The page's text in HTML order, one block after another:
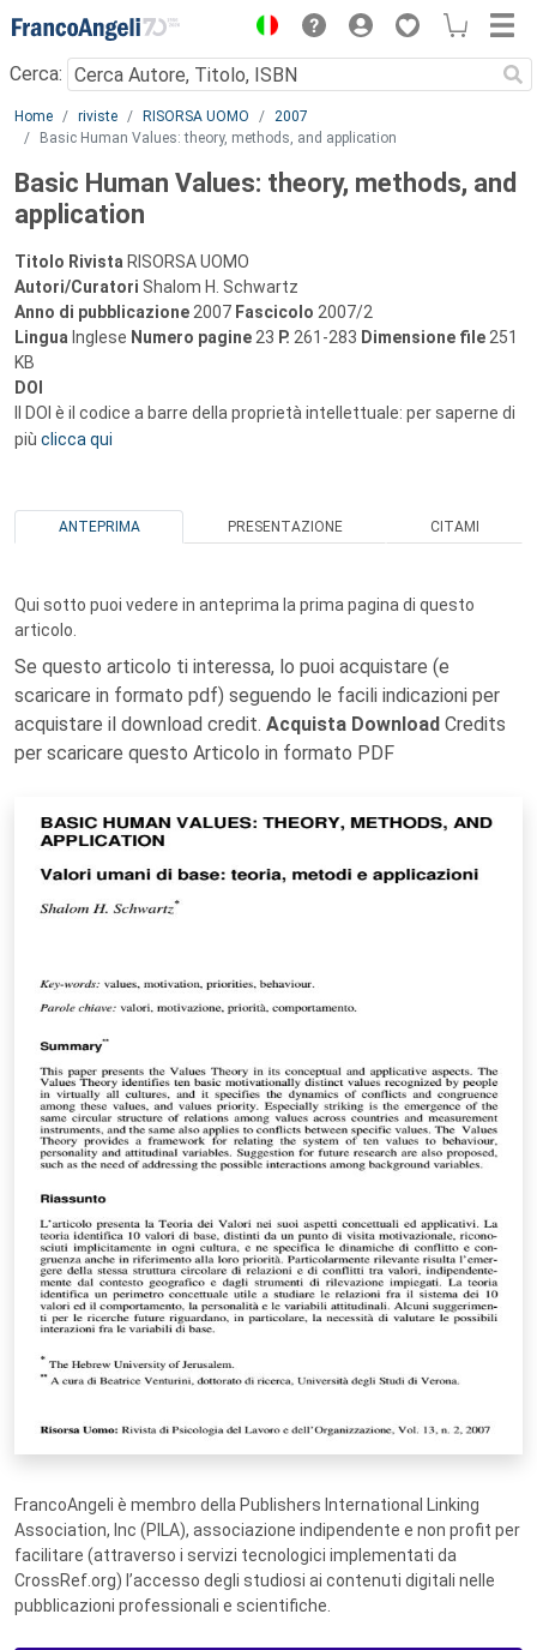
Menu
Cerca:
Main content
Home riviste RISORSA UOMO
2007
Basic Human Values: theory, methods, and application
Basic Human Values: theory, methods, and
application
Titolo Rivista RISORSA UOMO
Autori/Curatori Shalom H. Schwartz
Anno di pubblicazione 2007 Fascicolo 2007/2
Lingua Inglese Numero pagine 23 P. 261-283 Dimensione file 251
KB
DOI
Il DOI è il codice a barre della proprietà intellettuale: per saperne di
più clicca qui
ANTEPRIMA PRESENTAZIONE CITAMI
Qui sotto puoi vedere in anteprima la prima pagina di questo
articolo.
Se questo articolo ti interessa, lo puoi acquistare (e
scaricare in formato pdf) seguendo le facili indicazioni per
acquistare il download credit. Acquista Download Credits
per scaricare questo Articolo in formato PDF
FrancoAngeli è membro della Publishers International Linking
Association, Inc (PILA), associazione indipendente e non profit per
facilitare (attraverso i servizi tecnologici implementati da
CrossRef.org) l’accesso degli studiosi ai contenuti digitali nelle
pubblicazioni professionali e scientifiche.